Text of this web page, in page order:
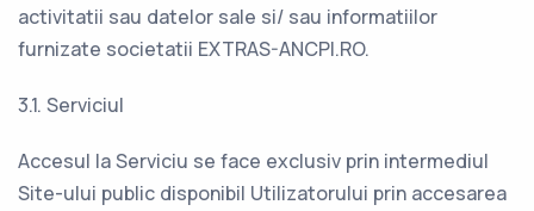
activitatii sau datelor sale si/ sau informatiilor
furnizate societatii EXTRAS-ANCPI.RO.
3.1. Serviciul
Accesul la Serviciu se face exclusiv prin intermediul
Site-ului public disponibil Utilizatorului prin accesarea